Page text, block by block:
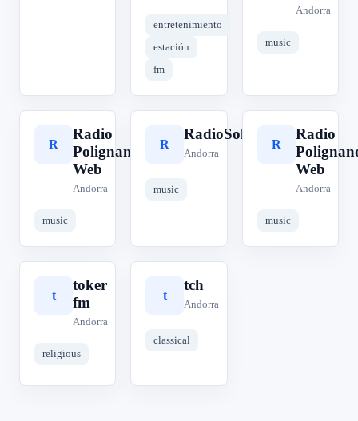
entretenimiento
estación
fm
Andorra
music
R
Radio
Polignano
Web
Andorra
music
R
RadioSoleLuna
Andorra
music
R
Radio
Web
Andorra
music
t
toker
fm
Andorra
religious
t
tch
Andorra
classical